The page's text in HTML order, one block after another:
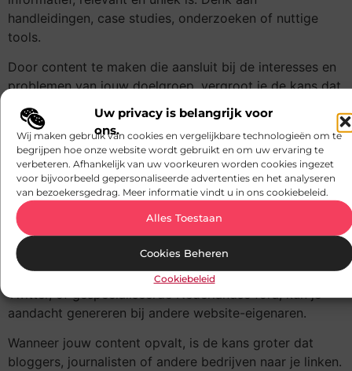
Uw privacy is belangrijk voor
ons.
Wij maken gebruik van cookies en vergelijkbare technologieën om te
begrijpen hoe onze website wordt gebruikt en om uw ervaring te
verbeteren. Afhankelijk van uw voorkeuren worden cookies ingezet
voor bijvoorbeeld gepersonaliseerde advertenties en het analyseren
van bezoekersgedrag. Meer informatie vindt u in ons cookiebeleid.
Alles Toestaan
Cookies Beheren
Cookiebeleid
handleidingen, case studies, onderzoeken of nuttige
tools.
Door content te maken die aansluit bij de interesses en
problemen van jouw doelgroep, vergroot je de kans dat
andere Nederlandse websites naar jouw content
verwijzen. Dit creëert een natuurlijke linkbuildingstroom
die zowel gebruikers als zoekmachines waardeert.
De rol van social media en
online communities
Social media en online communities kunnen indirect een
grote rol spelen in je linkbuildingstrategie. Door je
content actief te delen op platforms zoals LinkedIn,
Twitter, of gespecialiseerde Nederlandse fora, kun je
aandacht genereren bij andere website-eigenaren.
Wanneer jouw content opvalt, is de kans groter dat
bloggers, journalisten of andere bedrijven naar je linken.